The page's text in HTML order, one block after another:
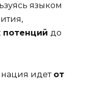
языком
потенций до
идет от